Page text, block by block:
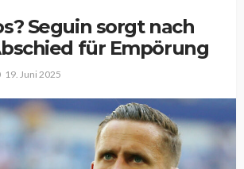
Seguin sorgt nach
für Empörung
19. Juni 2025